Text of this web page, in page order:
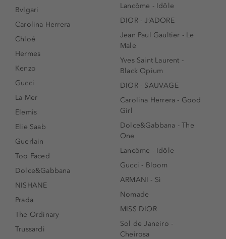
Bvlgari
Carolina Herrera
Chloé
Hermes
Kenzo
Gucci
La Mer
Elemis
Elie Saab
Guerlain
Too Faced
Dolce&Gabbana
NISHANE
Prada
The Ordinary
Trussardi
Lancôme - Idôle
DIOR - J’ADORE
Jean Paul Gaultier - Le
Male
Yves Saint Laurent -
Black Opium
DIOR - SAUVAGE
Carolina Herrera - Good
Girl
Dolce&Gabbana - The
One
Lancôme - Idôle
Gucci - Bloom
ARMANI - Sì
Nomade
MISS DIOR
Sol de Janeiro -
Cheirosa